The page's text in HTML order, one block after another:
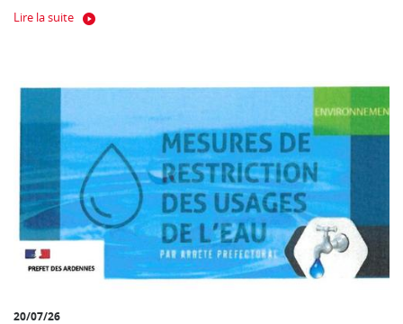
Lire la suite
20/07/26